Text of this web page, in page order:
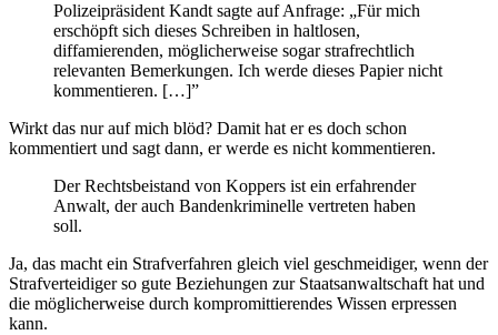
Polizeipräsident Kandt sagte auf Anfrage: „Für mich
erschöpft sich dieses Schreiben in haltlosen,
diffamierenden, möglicherweise sogar strafrechtlich
relevanten Bemerkungen. Ich werde dieses Papier nicht
kommentieren. […]”
Wirkt das nur auf mich blöd? Damit hat er es doch schon
kommentiert und sagt dann, er werde es nicht kommentieren.
Der Rechtsbeistand von Koppers ist ein erfahrender
Anwalt, der auch Bandenkriminelle vertreten haben
soll.
Ja, das macht ein Strafverfahren gleich viel geschmeidiger, wenn der
Strafverteidiger so gute Beziehungen zur Staatsanwaltschaft hat und
die möglicherweise durch kompromittierendes Wissen erpressen
kann.